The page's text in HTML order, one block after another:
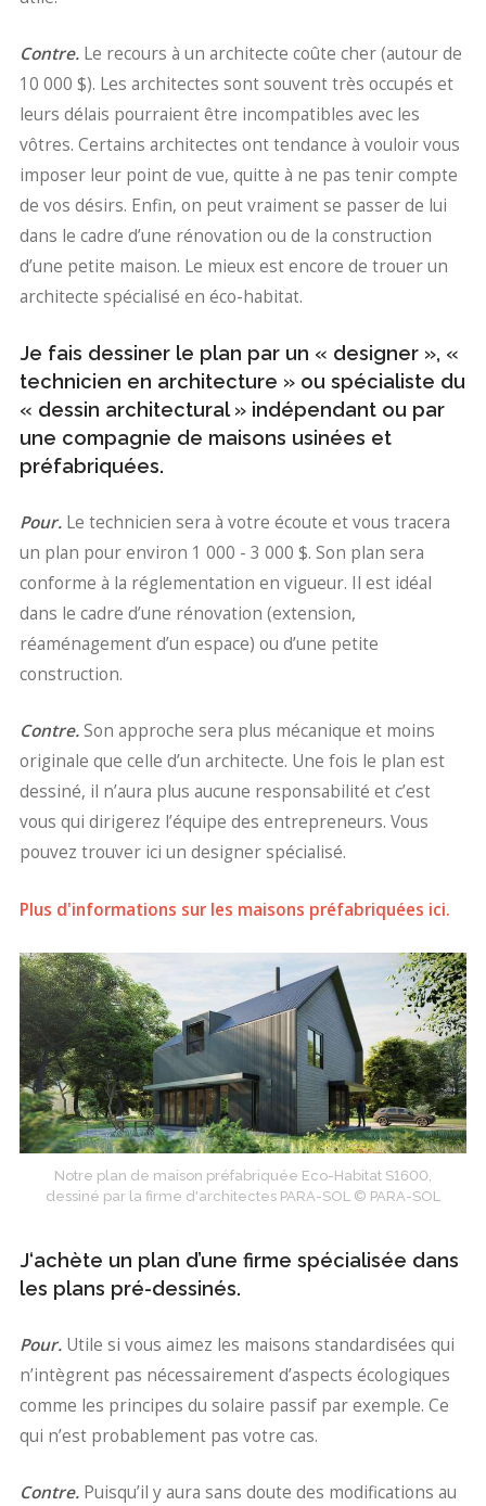
Contre. Le recours à un architecte coûte cher (autour de
10 000 $). Les architectes sont souvent très occupés et
leurs délais pourraient être incompatibles avec les
vôtres. Certains architectes ont tendance à vouloir vous
imposer leur point de vue, quitte à ne pas tenir compte
de vos désirs. Enfin, on peut vraiment se passer de lui
dans le cadre d’une rénovation ou de la construction
d’une petite maison. Le mieux est encore de trouer un
architecte spécialisé en éco-habitat.
Je fais dessiner le plan par un « designer », «
technicien en architecture » ou spécialiste du
« dessin architectural » indépendant ou par
une compagnie de maisons usinées et
préfabriquées.
Pour. Le technicien sera à votre écoute et vous tracera
un plan pour environ 1 000 - 3 000 $. Son plan sera
conforme à la réglementation en vigueur. Il est idéal
dans le cadre d’une rénovation (extension,
réaménagement d’un espace) ou d’une petite
construction.
Contre.Son approche sera plus mécanique et moins
originale que celle d’un architecte. Une fois le plan est
dessiné, il n’aura plus aucune responsabilité et c’est
vous qui dirigerez l’équipe des entrepreneurs. Vous
pouvez trouver ici un designer spécialisé.
Plus d'informations sur les maisons préfabriquées ici.
Notre plan de maison préfabriquée Eco-Habitat S1600,
dessiné par la firme d'architectes PARA-SOL © PARA-SOL
J‘achète un plan d’une firme spécialisée dans
les plans pré-dessinés.
Pour. Utile si vous aimez les maisons standardisées qui
n’intègrent pas nécessairement d’aspects écologiques
comme les principes du solaire passif par exemple. Ce
qui n’est probablement pas votre cas.
Contre. Puisqu’il y aura sans doute des modifications au